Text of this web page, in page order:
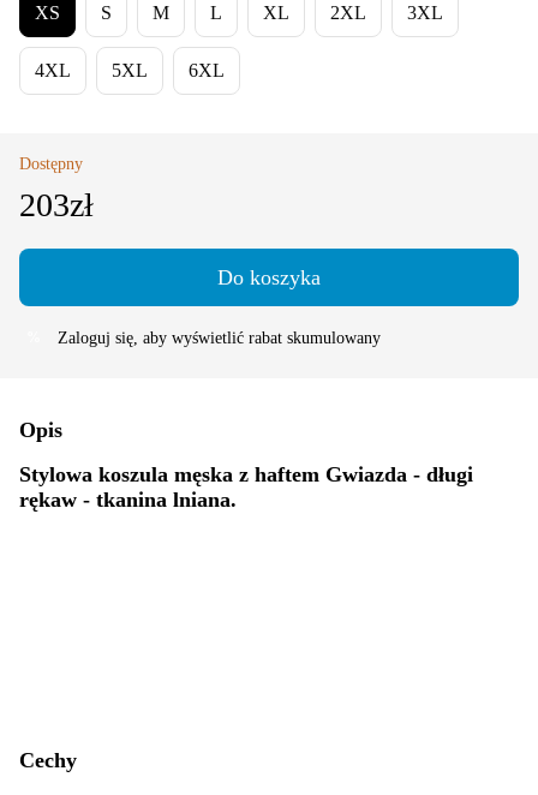
XS S M L XL 2XL 3XL
4XL 5XL 6XL
Dostępny
203zł
Do koszyka
Zaloguj się , aby wyświetlić rabat skumulowany
Opis
Stylowa koszula męska z haftem Gwiazda - długi
rękaw - tkanina lniana.
Cechy